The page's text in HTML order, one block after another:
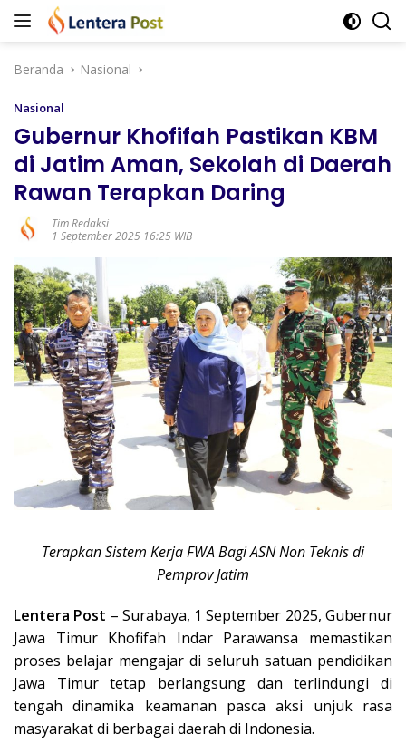
Langsung
Beranda
Nasional
Nasional
Gubernur Khofifah Pastikan KBM
di Jatim Aman, Sekolah di Daerah
Rawan Terapkan Daring
Tim Redaksi
1 September 2025 16:25 WIB
Terapkan Sistem Kerja FWA Bagi ASN Non Teknis di
Pemprov Jatim
Lentera Post – Surabaya, 1 September 2025, Gubernur
Jawa Timur Khofifah Indar Parawansa memastikan
proses belajar mengajar di seluruh satuan pendidikan
Jawa Timur tetap berlangsung dan terlindungi di
tengah dinamika keamanan pasca aksi unjuk rasa
masyarakat di berbagai daerah di Indonesia.